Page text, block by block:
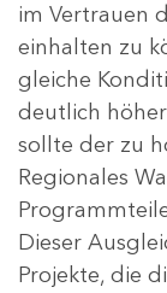
im Vertrauen
einhalten zu
gleiche
deutlich
sollte der zu
Regionales
Dieser
Projekte, die